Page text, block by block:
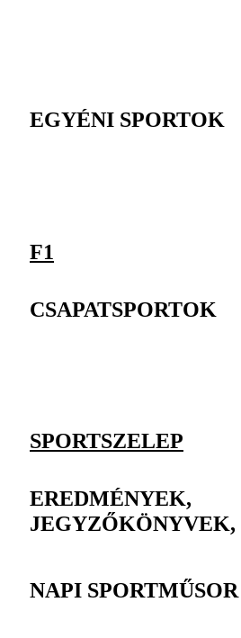
EGYÉNI SPORTOK
F1
CSAPATSPORTOK
SPORTSZELEP
EREDMÉNYEK,
NAPI SPORTMŰSOR